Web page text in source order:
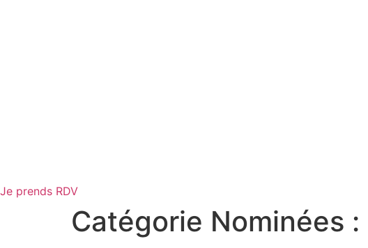
Je prends RDV
Catégorie Nominées :